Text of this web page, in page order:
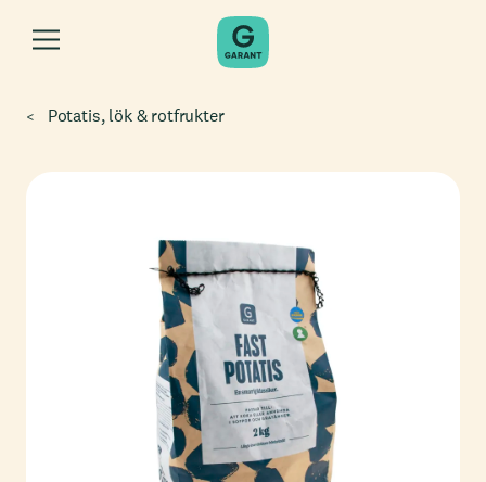
Potatis, lök & rotfrukter